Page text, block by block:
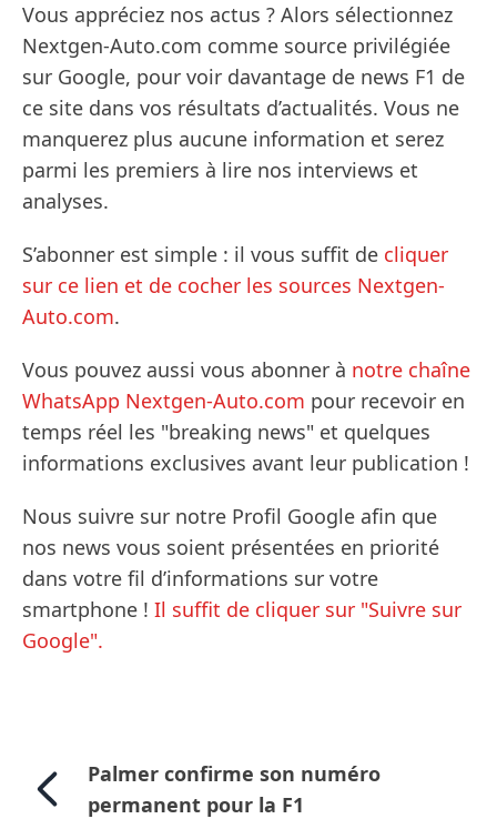
Vous appréciez nos actus ? Alors sélectionnez
Nextgen-Auto.com comme source privilégiée
sur Google, pour voir davantage de news F1 de
ce site dans vos résultats d’actualités. Vous ne
manquerez plus aucune information et serez
parmi les premiers à lire nos interviews et
analyses.
S’abonner est simple : il vous suffit de cliquer
sur ce lien et de cocher les sources Nextgen-
Auto.com.
Vous pouvez aussi vous abonner à notre chaîne
WhatsApp Nextgen-Auto.com pour recevoir en
temps réel les "breaking news" et quelques
informations exclusives avant leur publication !
Nous suivre sur notre Profil Google afin que
nos news vous soient présentées en priorité
dans votre fil d’informations sur votre
smartphone ! Il suffit de cliquer sur "Suivre sur
Google".
Palmer confirme son numéro
permanent pour la F1